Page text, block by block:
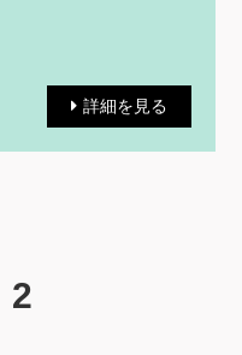
詳細を見る
2